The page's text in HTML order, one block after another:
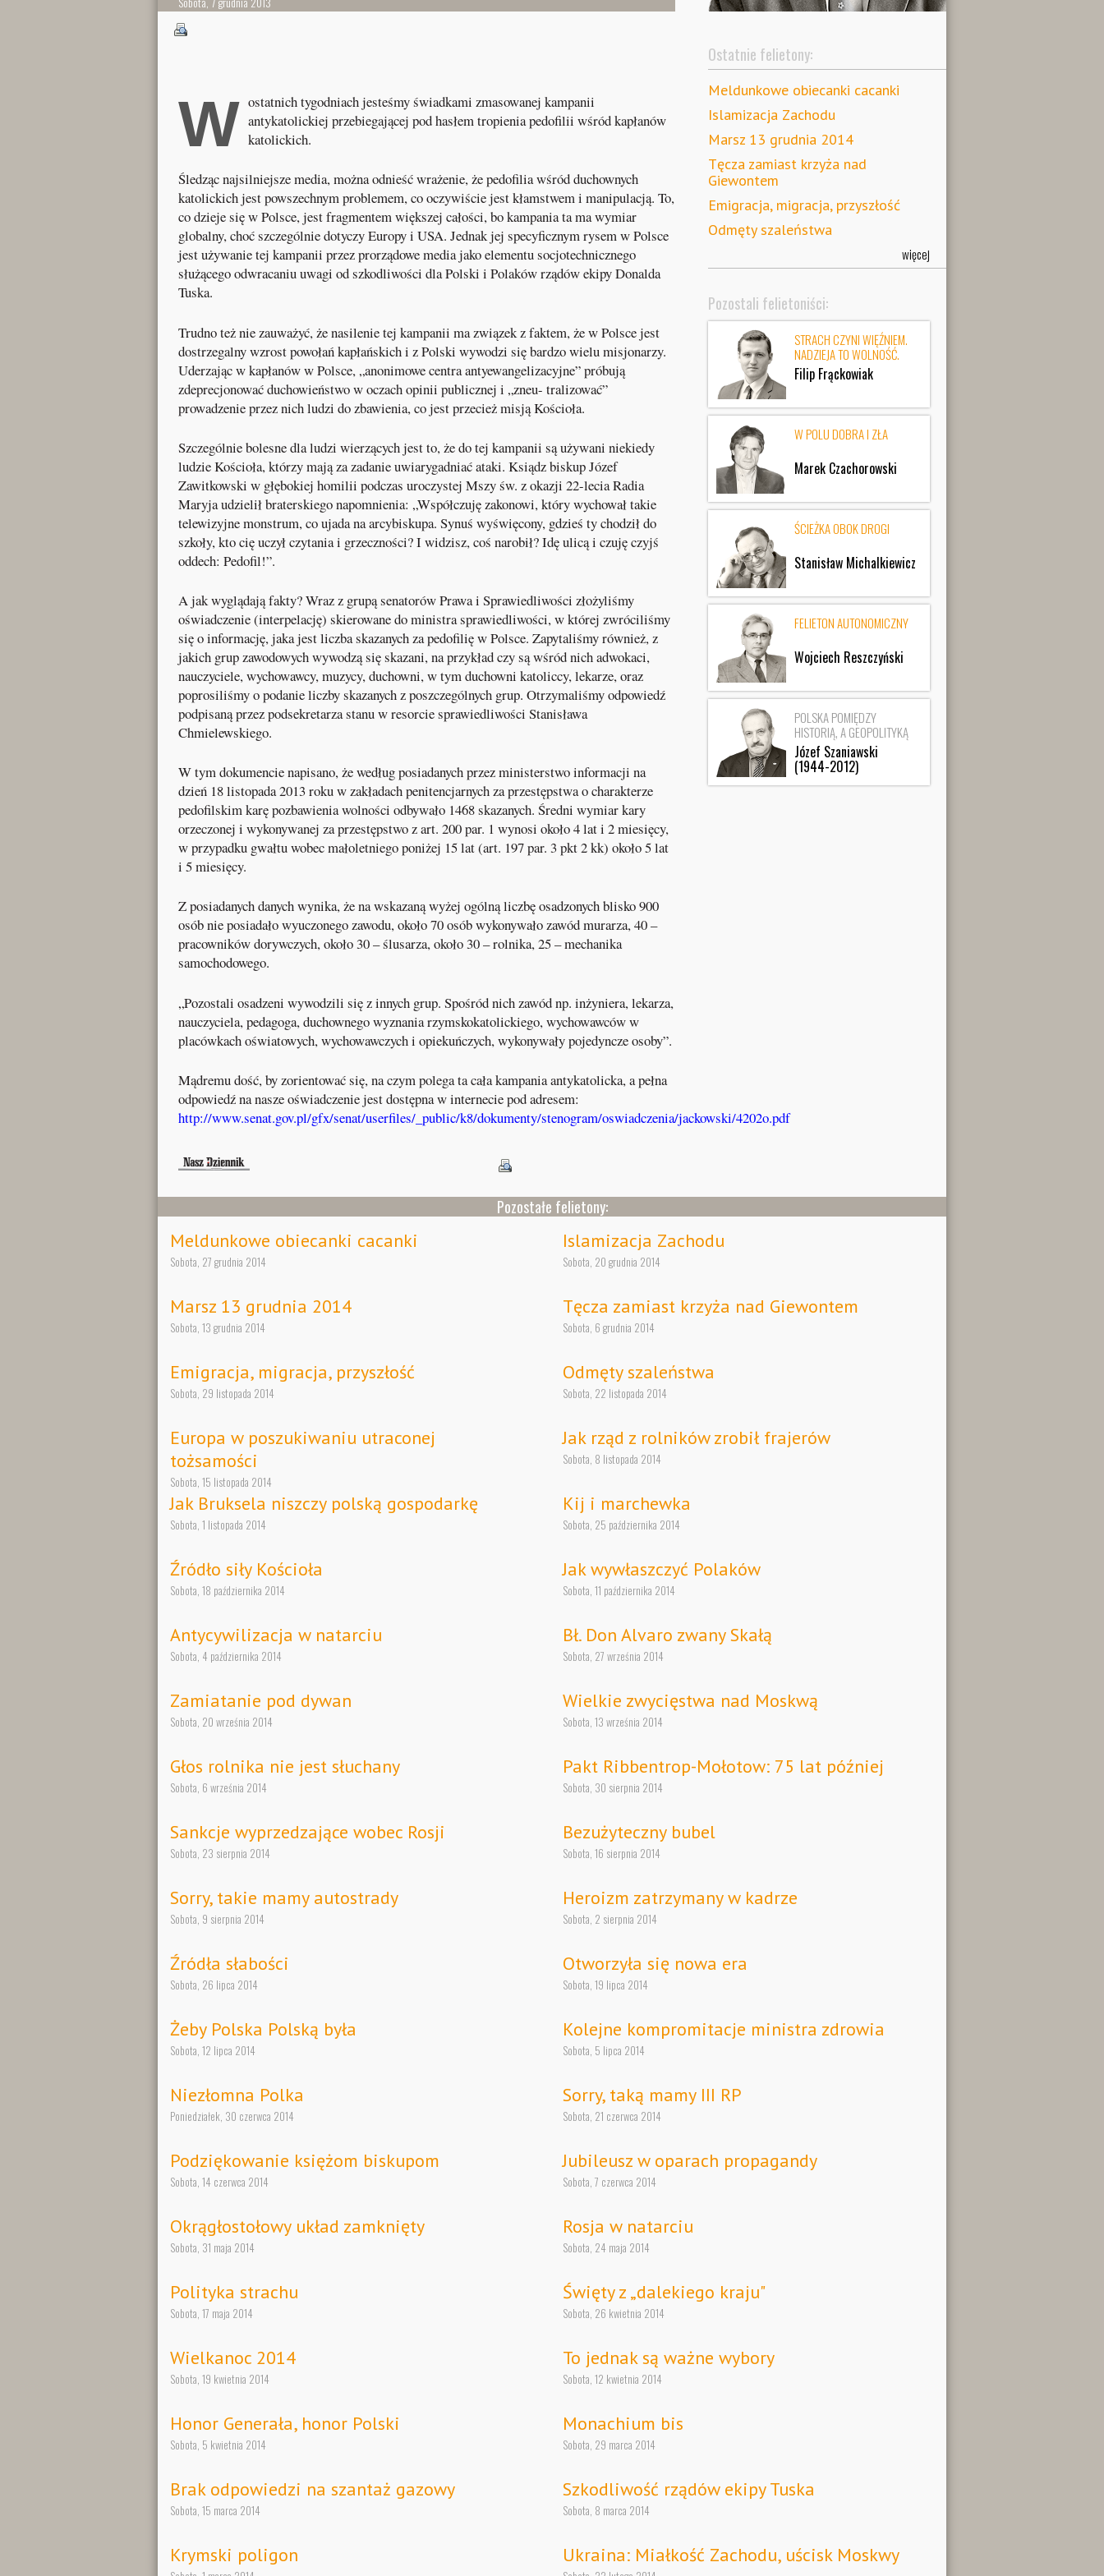
W ostatnich tygodniach jesteśmy świadkami zmasowanej kampanii
antykatolickiej przebiegającej pod hasłem tropienia pedofilii wśród kapłanów
katolickich.
Śledząc najsilniejsze media, można odnieść wrażenie, że pedofilia wśród duchownych
katolickich jest powszechnym problemem, co oczywiście jest kłamstwem i manipulacją. To,
co dzieje się w Polsce, jest fragmentem większej całości, bo kampania ta ma wymiar
globalny, choć szczególnie dotyczy Europy i USA. Jednak jej specyficznym rysem w Polsce
jest używanie tej kampanii przez prorządowe media jako elementu socjotechnicznego
służącego odwracaniu uwagi od szkodliwości dla Polski i Polaków rządów ekipy Donalda
Tuska.
Trudno też nie zauważyć, że nasilenie tej kampanii ma związek z faktem, że w Polsce jest
dostrzegalny wzrost powołań kapłańskich i z Polski wywodzi się bardzo wielu misjonarzy.
Uderzając w kapłanów w Polsce, „anonimowe centra antyewangelizacyjne” próbują
zdeprecjonować duchowieństwo w oczach opinii publicznej i „zneu- tralizować”
prowadzenie przez nich ludzi do zbawienia, co jest przecież misją Kościoła.
Szczególnie bolesne dla ludzi wierzących jest to, że do tej kampanii są używani niekiedy
ludzie Kościoła, którzy mają za zadanie uwiarygadniać ataki. Ksiądz biskup Józef
Zawitkowski w głębokiej homilii podczas uroczystej Mszy św. z okazji 22-lecia Radia
Maryja udzielił braterskiego napomnienia: „Współczuję zakonowi, który wychował takie
telewizyjne monstrum, co ujada na arcybiskupa. Synuś wyświęcony, gdzieś ty chodził do
szkoły, kto cię uczył czytania i grzeczności? I widzisz, coś narobił? Idę ulicą i czuję czyjś
oddech: Pedofil!”.
A jak wyglądają fakty? Wraz z grupą senatorów Prawa i Sprawiedliwości złożyliśmy
oświadczenie (interpelację) skierowane do ministra sprawiedliwości, w której zwróciliśmy
się o informację, jaka jest liczba skazanych za pedofilię w Polsce. Zapytaliśmy również, z
jakich grup zawodowych wywodzą się skazani, na przykład czy są wśród nich adwokaci,
nauczyciele, wychowawcy, muzycy, duchowni, w tym duchowni katoliccy, lekarze, oraz
poprosiliśmy o podanie liczby skazanych z poszczególnych grup. Otrzymaliśmy odpowiedź
podpisaną przez podsekretarza stanu w resorcie sprawiedliwości Stanisława
Chmielewskiego.
W tym dokumencie napisano, że według posiadanych przez ministerstwo informacji na
dzień 18 listopada 2013 roku w zakładach penitencjarnych za przestępstwa o charakterze
pedofilskim karę pozbawienia wolności odbywało 1468 skazanych. Średni wymiar kary
orzeczonej i wykonywanej za przestępstwo z art. 200 par. 1 wynosi około 4 lat i 2 miesięcy,
w przypadku gwałtu wobec małoletniego poniżej 15 lat (art. 197 par. 3 pkt 2 kk) około 5 lat
i 5 miesięcy.
Z posiadanych danych wynika, że na wskazaną wyżej ogólną liczbę osadzonych blisko 900
osób nie posiadało wyuczonego zawodu, około 70 osób wykonywało zawód murarza, 40 –
pracowników dorywczych, około 30 – ślusarza, około 30 – rolnika, 25 – mechanika
samochodowego.
„Pozostali osadzeni wywodzili się z innych grup. Spośród nich zawód np. inżyniera, lekarza,
nauczyciela, pedagoga, duchownego wyznania rzymskokatolickiego, wychowawców w
placówkach oświatowych, wychowawczych i opiekuńczych, wykonywały pojedyncze osoby”.
Mądremu dość, by zorientować się, na czym polega ta cała kampania antykatolicka, a pełna
odpowiedź na nasze oświadczenie jest dostępna w internecie pod adresem:
http://www.senat.gov.pl/gfx/senat/userfiles/_public/k8/dokumenty/stenogram/oswiadczenia/jackowski/4202o.pdf
Ostatnie felietony:
Meldunkowe obiecanki cacanki
Islamizacja Zachodu
Marsz 13 grudnia 2014
Tęcza zamiast krzyża nad
Giewontem
Emigracja, migracja, przyszłość
Odmęty szaleństwa
więcej
Pozostali felietoniści:
STRACH CZYNI WIĘŹNIEM.
NADZIEJA TO WOLNOŚĆ.
Filip Frąckowiak
W POLU DOBRA I ZŁA
Marek Czachorowski
ŚCIEŻKA OBOK DROGI
Stanisław Michalkiewicz
FELIETON AUTONOMICZNY
Wojciech Reszczyński
POLSKA POMIĘDZY
HISTORIĄ, A GEOPOLITYKĄ
Józef Szaniawski
(1944-2012)
Pozostałe felietony:
Meldunkowe obiecanki cacanki
Sobota, 27 grudnia 2014
Islamizacja Zachodu
Sobota, 20 grudnia 2014
Marsz 13 grudnia 2014
Sobota, 13 grudnia 2014
Tęcza zamiast krzyża nad Giewontem
Sobota, 6 grudnia 2014
Emigracja, migracja, przyszłość
Sobota, 29 listopada 2014
Odmęty szaleństwa
Sobota, 22 listopada 2014
Europa w poszukiwaniu utraconej
tożsamości
Sobota, 15 listopada 2014
Jak rząd z rolników zrobił frajerów
Sobota, 8 listopada 2014
Jak Bruksela niszczy polską gospodarkę
Sobota, 1 listopada 2014
Kij i marchewka
Sobota, 25 października 2014
Źródło siły Kościoła
Sobota, 18 października 2014
Jak wywłaszczyć Polaków
Sobota, 11 października 2014
Antycywilizacja w natarciu
Sobota, 4 października 2014
Bł. Don Alvaro zwany Skałą
Sobota, 27 września 2014
Zamiatanie pod dywan
Sobota, 20 września 2014
Wielkie zwycięstwa nad Moskwą
Sobota, 13 września 2014
Głos rolnika nie jest słuchany
Sobota, 6 września 2014
Pakt Ribbentrop-Mołotow: 75 lat później
Sobota, 30 sierpnia 2014
Sankcje wyprzedzające wobec Rosji
Sobota, 23 sierpnia 2014
Bezużyteczny bubel
Sobota, 16 sierpnia 2014
Sorry, takie mamy autostrady
Sobota, 9 sierpnia 2014
Heroizm zatrzymany w kadrze
Sobota, 2 sierpnia 2014
Źródła słabości
Sobota, 26 lipca 2014
Otworzyła się nowa era
Sobota, 19 lipca 2014
Żeby Polska Polską była
Sobota, 12 lipca 2014
Kolejne kompromitacje ministra zdrowia
Sobota, 5 lipca 2014
Niezłomna Polka
Poniedziałek, 30 czerwca 2014
Sorry, taką mamy III RP
Sobota, 21 czerwca 2014
Podziękowanie księżom biskupom
Sobota, 14 czerwca 2014
Jubileusz w oparach propagandy
Sobota, 7 czerwca 2014
Okrągłostołowy układ zamknięty
Sobota, 31 maja 2014
Rosja w natarciu
Sobota, 24 maja 2014
Polityka strachu
Sobota, 17 maja 2014
Święty z „dalekiego kraju"
Sobota, 26 kwietnia 2014
Wielkanoc 2014
Sobota, 19 kwietnia 2014
To jednak są ważne wybory
Sobota, 12 kwietnia 2014
Honor Generała, honor Polski
Sobota, 5 kwietnia 2014
Monachium bis
Sobota, 29 marca 2014
Brak odpowiedzi na szantaż gazowy
Sobota, 15 marca 2014
Szkodliwość rządów ekipy Tuska
Sobota, 8 marca 2014
Krymski poligon Ukraina: Miałkość Zachodu, uścisk Moskwy